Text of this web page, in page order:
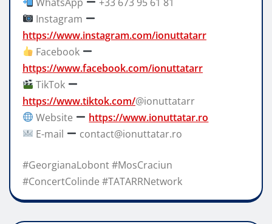
Instagram
https://www.instagram.com/ionuttatarr
Facebook
https://www.facebook.com/ionuttatarr
TikTok
https://www.tiktok.com/@ionuttatarr
Website
https://www.ionuttatar.ro
E-mail
contact@ionuttatar.ro
#GeorgianaLobont #MosCraciun
#ConcertColinde #TATARRNetwork